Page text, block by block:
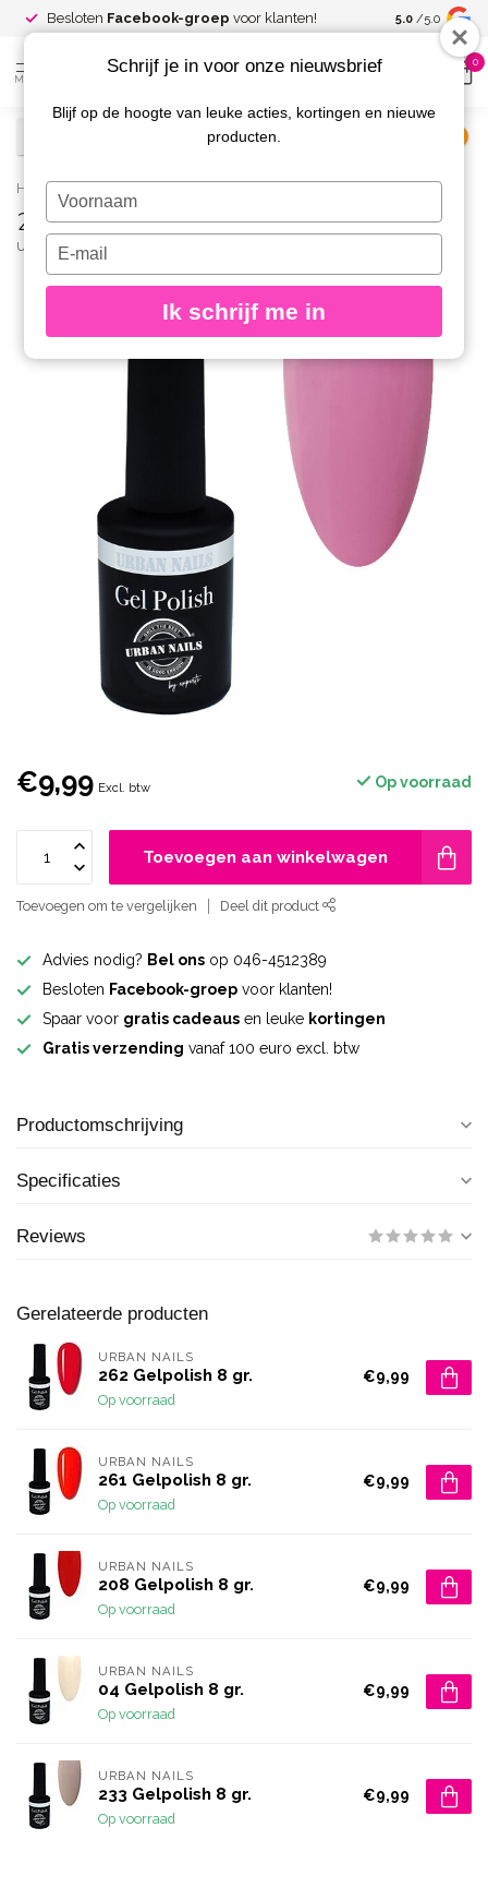
Besloten Facebook-groep voor klanten! Spaar voor
kortingen
5.0 /5.0
MENU
0
Home / 234 Gelpolish 8 gr.
234 Gelpolish 8 gr.
URBAN NAILS
€9,99 Excl. btw Op voorraad
Toevoegen aan winkelwagen
Toevoegen om te vergelijken Deel dit product
Advies nodig? Bel ons op 046-4512389
Besloten Facebook-groep voor klanten!
Spaar voor gratis cadeaus en leuke kortingen
Gratis verzending vanaf 100 euro excl. btw
Productomschrijving
Specificaties
Reviews
Gerelateerde producten
URBAN NAILS
262 Gelpolish 8 gr.
Op voorraad
€9,99
URBAN NAILS
261 Gelpolish 8 gr.
Op voorraad
€9,99
URBAN NAILS
208 Gelpolish 8 gr.
Op voorraad
€9,99
URBAN NAILS
04 Gelpolish 8 gr.
Op voorraad
€9,99
URBAN NAILS
233 Gelpolish 8 gr.
Op voorraad
€9,99
Schrijf je in voor onze nieuwsbrief
Blijf op de hoogte van leuke acties, kortingen en nieuwe
producten.
Typ
je
naam
Typ
je
e-
in
Ik schrijf me in